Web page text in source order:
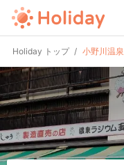
Holiday トップ 小野川温泉